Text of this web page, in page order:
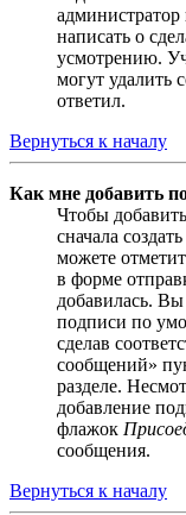
администратор
написать о
усмотрению.
могут удалить
ответил.
Вернуться к началу
Как мне добавить
Чтобы
сначала
можете
в форме
добавилась.
подписи по
сделав
сообщений»
разделе.
добавление
флажок
сообщения.
Вернуться к началу